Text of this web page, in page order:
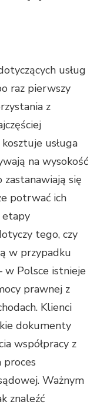
usług
raz pierwszy
z
usługa
na wysokość
się
potrwać ich
etapy
tego, czy
w przypadku
w Polsce istnieje
prawnej z
Klienci
dokumenty
współpracy z
Ważnym
znaleźć